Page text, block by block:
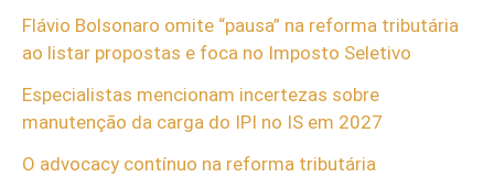
Flávio Bolsonaro omite “pausa” na reforma tributária
ao listar propostas e foca no Imposto Seletivo
Especialistas mencionam incertezas sobre
manutenção da carga do IPI no IS em 2027
O advocacy contínuo na reforma tributária